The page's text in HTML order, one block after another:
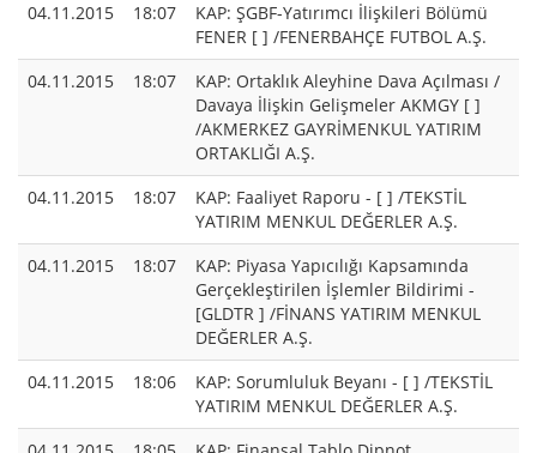
04.11.2015
18:07
KAP: ŞGBF-Yatırımcı İlişkileri Bölümü
FENER [ ] /FENERBAHÇE FUTBOL A.Ş.
04.11.2015
18:07
KAP: Ortaklık Aleyhine Dava Açılması /
Davaya İlişkin Gelişmeler AKMGY [ ]
/AKMERKEZ GAYRİMENKUL YATIRIM
ORTAKLIĞI A.Ş.
04.11.2015
18:07
KAP: Faaliyet Raporu - [ ] /TEKSTİL
YATIRIM MENKUL DEĞERLER A.Ş.
04.11.2015
18:07
KAP: Piyasa Yapıcılığı Kapsamında
Gerçekleştirilen İşlemler Bildirimi -
[GLDTR ] /FİNANS YATIRIM MENKUL
DEĞERLER A.Ş.
04.11.2015
18:06
KAP: Sorumluluk Beyanı - [ ] /TEKSTİL
YATIRIM MENKUL DEĞERLER A.Ş.